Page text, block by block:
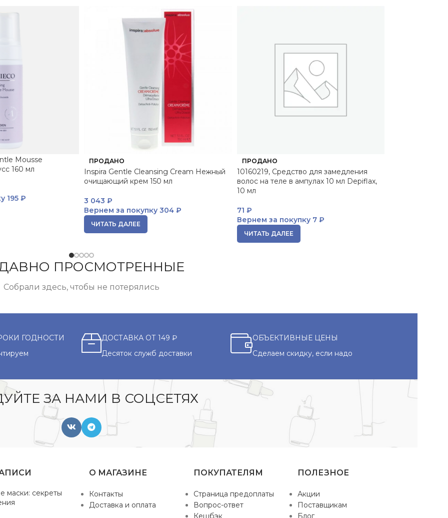
Mousse
160 мл
195 ₽
ПРОДАНО
Inspira Gentle Cleansing Cream Нежный
очищающий крем 150 мл
3 043 ₽
Вернем за покупку 304 ₽
ЧИТАТЬ ДАЛЕЕ
ПРОДАНО
10160219, Средство для замедления
волос на теле в ампулах 10 мл Depiflax,
10 мл
71 ₽
Вернем за покупку7 ₽
ЧИТАТЬ ДАЛЕЕ
ПРОСМОТРЕННЫЕ
Собрали здесь, чтобы не потерялись
ГОДНОСТИ
ДОСТАВКА ОТ 149 ₽
Десяток служб доставки
ОБЪЕКТИВНЫЕ ЦЕНЫ
Сделаем скидку, если надо
ЗА НАМИ В СОЦСЕТЯХ
маски: секреты
О МАГАЗИНЕ
Контакты
Доставка и оплата
ПОКУПАТЕЛЯМ
Страница предоплаты
Вопрос-ответ
Кешбэк
ПОЛЕЗНОЕ
Акции
Поставщикам
Блог